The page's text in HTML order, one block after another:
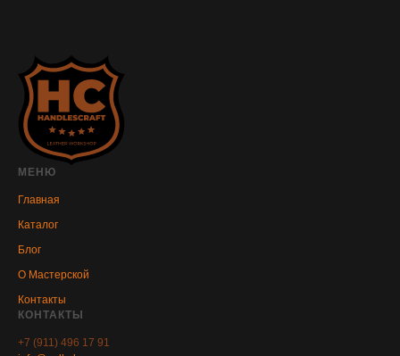
МЕНЮ
Главная
Каталог
Блог
О Мастерской
Контакты
КОНТАКТЫ
+7 (911) 496 17 91